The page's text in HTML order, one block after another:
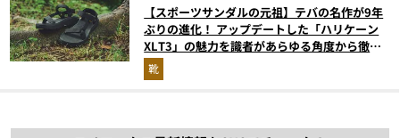
【スポーツサンダルの元祖】テバの名作が9年
ぶりの進化！ アップデートした「ハリケーン
XLT3」の魅力を識者があらゆる角度から徹底
解説！
靴